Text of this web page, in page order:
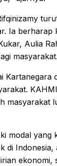
Ia
Aulia
masyarakat.
Kartanegara
masyarakat
modal
di